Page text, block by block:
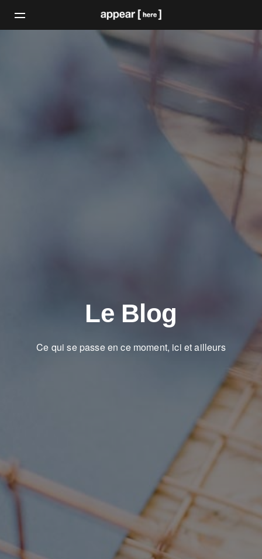
Le Blog
Ce qui se passe en ce moment, ici et ailleurs